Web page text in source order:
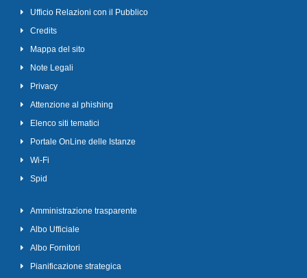
Ufficio Relazioni con il Pubblico
Credits
Mappa del sito
Note Legali
Privacy
Attenzione al phishing
Elenco siti tematici
Portale OnLine delle Istanze
Wi-Fi
Spid
Amministrazione trasparente
Albo Ufficiale
Albo Fornitori
Pianificazione strategica